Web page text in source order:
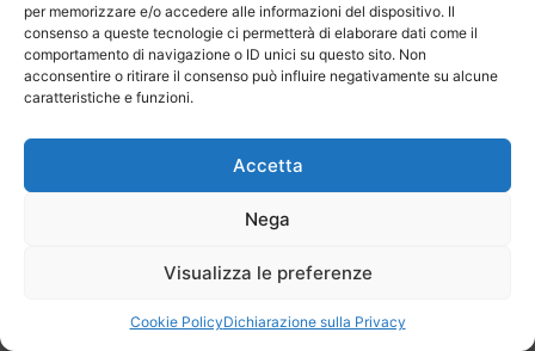
per memorizzare e/o accedere alle informazioni del dispositivo. Il
consenso a queste tecnologie ci permetterà di elaborare dati come il
comportamento di navigazione o ID unici su questo sito. Non
acconsentire o ritirare il consenso può influire negativamente su alcune
caratteristiche e funzioni.
Accetta
Nega
Visualizza le preferenze
Cookie PolicyDichiarazione sulla Privacy
Last Minute
Registrati Contatti
SPECIALE LAST MINUTE - SH WEB